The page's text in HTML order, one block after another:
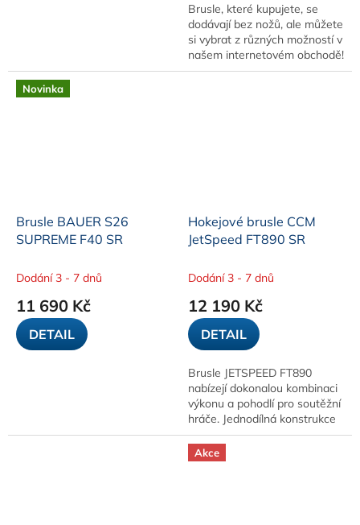
Brusle, které kupujete, se
dodávají bez nožů, ale můžete
si vybrat z různých možností v
našem internetovém obchodě!
Novinka
Brusle BAUER S26
SUPREME F40 SR
Dodání 3 - 7 dnů
11 690 Kč
DETAIL
Hokejové brusle CCM
JetSpeed FT890 SR
Dodání 3 - 7 dnů
12 190 Kč
DETAIL
Brusle JETSPEED FT890
nabízejí dokonalou kombinaci
výkonu a pohodlí pro soutěžní
hráče. Jednodílná konstrukce
boty zvyšuje přenos energie a
zajišťuje těsné, citlivé
přizpůsobení...
Akce